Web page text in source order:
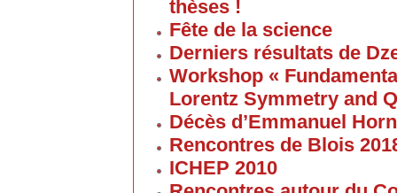
thèses !
Fête de la science
Derniers résultats de
Workshop «
Lorentz Symmetry and
Décès d’Emmanuel
Rencontres de Blois
ICHEP 2010